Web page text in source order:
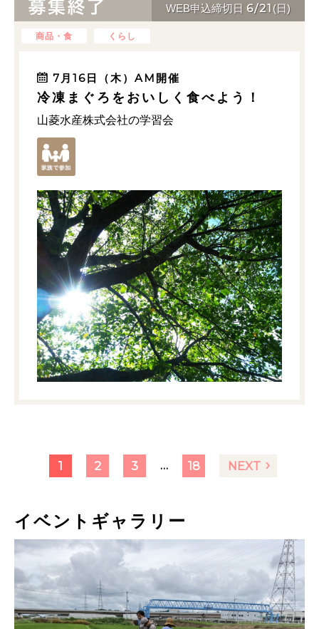
WEB申込締切日 6/21(日)
商品・食 くらし
7月16日（木）AM開催
冷凍まぐろをおいしく食べよう！
山菱水産株式会社の学習会
1 2 3 … 18 NEXT
イベントギャラリー